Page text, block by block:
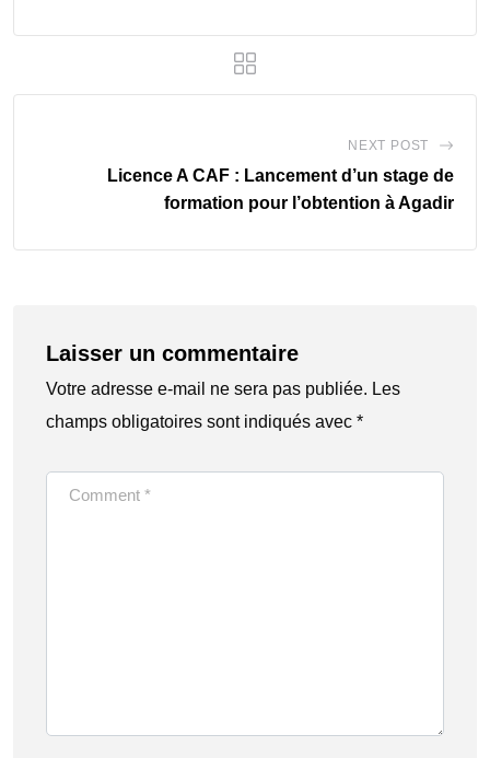
NEXT POST
Licence A CAF : Lancement d’un stage de
formation pour l’obtention à Agadir
Laisser un commentaire
Votre adresse e-mail ne sera pas publiée. Les
champs obligatoires sont indiqués avec *